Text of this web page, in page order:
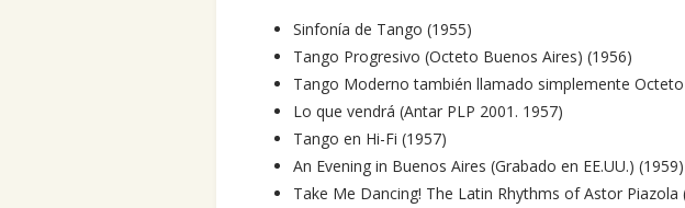
Sinfonía de Tango (1955)
Tango Progresivo (Octeto Buenos Aires) (1956)
Tango Moderno también llamado simplemente
Lo que vendrá (Antar PLP 2001. 1957)
Tango en Hi-Fi (1957)
An Evening in Buenos Aires (Grabado en EE.UU.) (1959)
Take Me Dancing! The Latin Rhythms of Astor Piazola